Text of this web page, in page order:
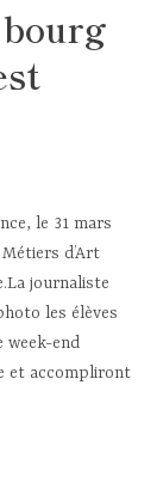
le 31 mars
d’Art
journaliste
les élèves
week-end
et accompliront